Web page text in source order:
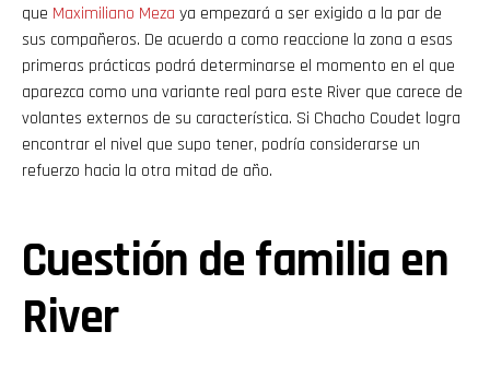
que Maximiliano Meza ya empezará a ser exigido a la par de
sus compañeros. De acuerdo a como reaccione la zona a esas
primeras prácticas podrá determinarse el momento en el que
aparezca como una variante real para este River que carece de
volantes externos de su característica. Si Chacho Coudet logra
encontrar el nivel que supo tener, podría considerarse un
refuerzo hacia la otra mitad de año.
Cuestión de familia en
River